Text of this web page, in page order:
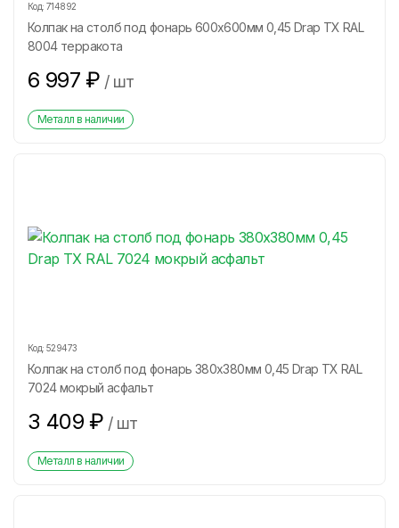
Код: 714892
Колпак на столб под фонарь 600х600мм 0,45 Drap ТХ RAL
8004 терракота
6 997 ₽ / шт
Металл в наличии
Код: 529473
Колпак на столб под фонарь 380х380мм 0,45 Drap ТХ RAL
7024 мокрый асфальт
3 409 ₽ / шт
Металл в наличии